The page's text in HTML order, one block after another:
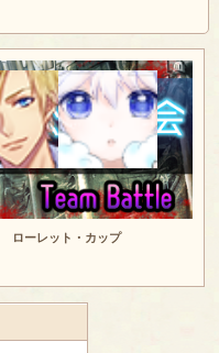
ローレット・カップ